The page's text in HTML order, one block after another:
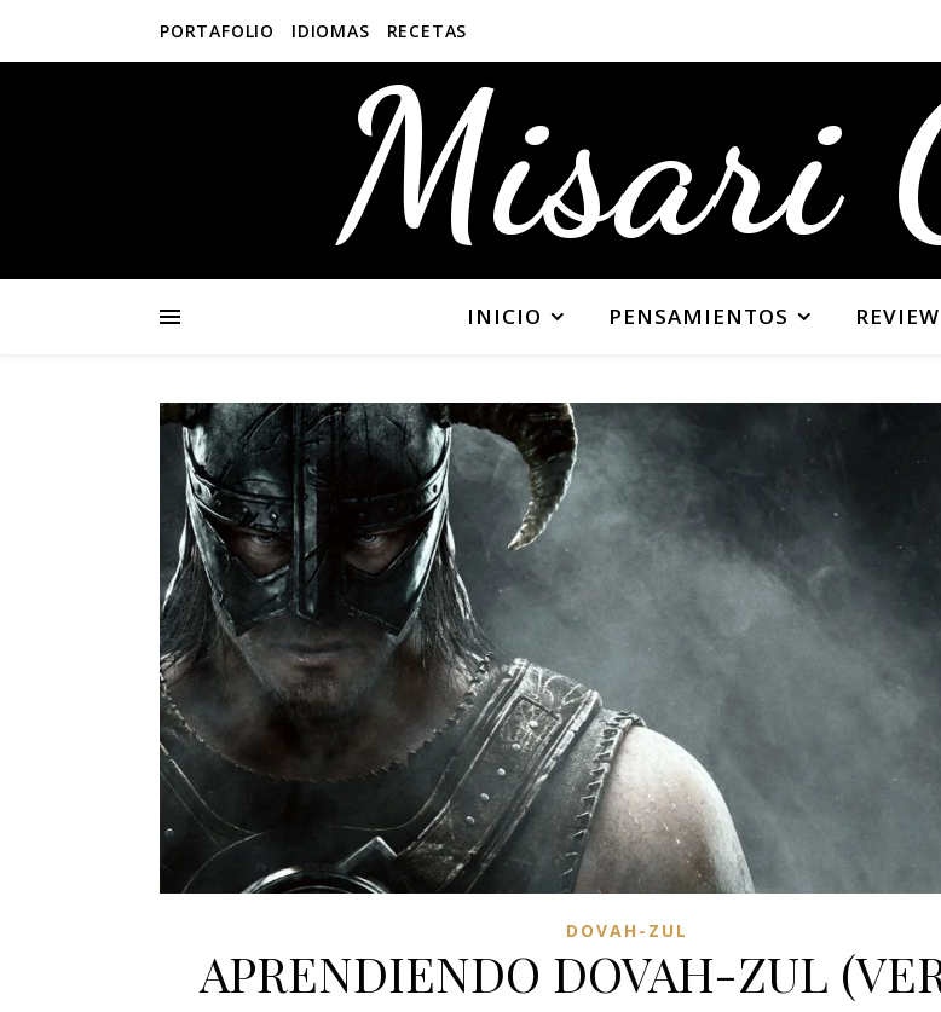
PORTAFOLIO IDIOMAS RECETAS
Misari
INICIO PENSAMIENTOS REVIEW
DOVAH-ZUL
APRENDIENDO DOVAH-ZUL